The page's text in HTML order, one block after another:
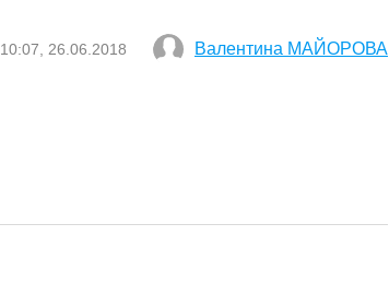
10:07, 26.06.2018 Валентина МАЙОРОВА